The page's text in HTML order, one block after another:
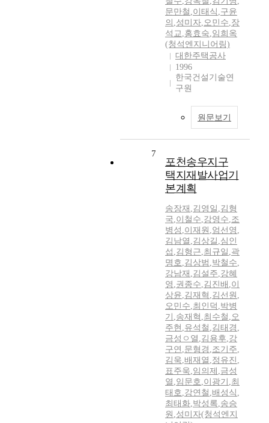
문만철 ,이태식 ,구윤
의 ,성미자,오민수,장
석교,홍효숙,임희옥
(청석엔지니어링)
대한주택공사
1996
한국건설기술연
구원
원문보기
7
포천송우지구
택지재발사업기
본계획
송장재 ,김영일 ,김형
국,이철수,강영수,조
병성 ,이재원 ,엄선영 ,
김남열 ,김상길 ,심인
섭 ,김형근,최규일 ,곽
명호,김상범 ,박철수,
강남재 ,김설주,강혜
영 ,권종수,김진배 ,이
상윤,김재혁 ,김선원 ,
오민수,최인덕 ,박병
기 ,송재혁 ,최수철 ,오
주현 ,유석철 ,김태경 ,
금성ㅇ열 ,김용후,강
구연 ,문형경 ,조기주,
김욱,배재열 ,정유진 ,
표주욱,임의제 ,금성
열 ,임문호,이광기 ,최
태호,강연철 ,배성식 ,
최태화,박성록,송승
원 ,성미자(청석엔지